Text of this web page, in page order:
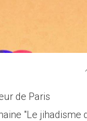
de Paris
"Le jihadisme